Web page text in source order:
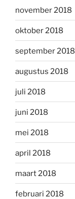
november 2018
oktober 2018
september 2018
augustus 2018
juli 2018
juni 2018
mei 2018
april 2018
maart 2018
februari 2018